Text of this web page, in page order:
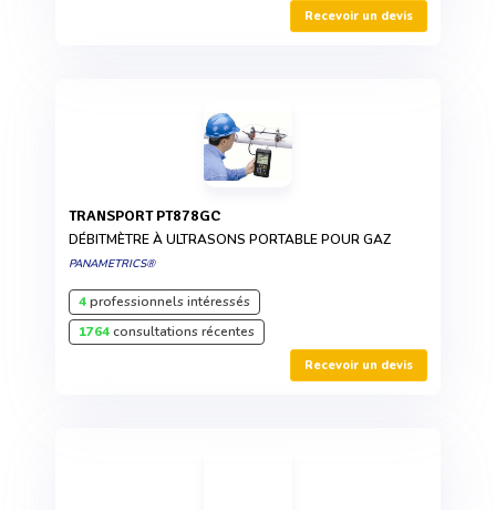
Recevoir un devis
TRANSPORT PT878GC
DÉBITMÈTRE À ULTRASONS PORTABLE POUR GAZ
PANAMETRICS®
4professionnels intéressés
1764consultations récentes
Recevoir un devis